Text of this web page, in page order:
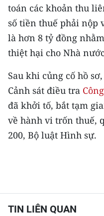
Media Kinh tế
Media Văn hóa
Media Xã hội
Media Pháp luật
Media Du lịch
Media Thế giới
Media Thể thao
Media Khoa học - Công
toán các khoản thu
số tiền thuế phải nộp
là hơn 8 tỷ đồng
thiệt hại cho Nhà
Sau khi củng cố hồ
Cảnh sát điều tra
đã khởi tố, bắt tạm
về hành vi trốn thuế,
200, Bộ luật Hình sự.
TIN LIÊN QUAN